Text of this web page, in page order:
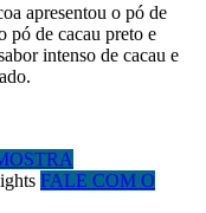
apresentou o pó de
pó de cacau preto e
intenso de cacau e
FALE COM O